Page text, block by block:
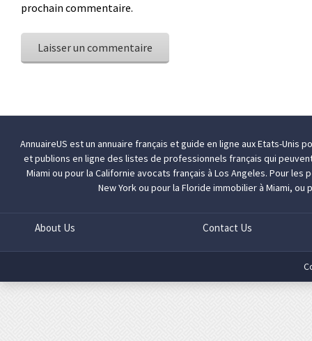
prochain commentaire.
AnnuaireUS est un annuaire français et guide en ligne aux Etats-Unis
et publions en ligne des listes de professionnels français qui
Miami ou pour la Californieavocats français à Los Angeles. Pour les
New Yorkou pour la Florideimmobilier à Miami, ou
About Us Contact Us